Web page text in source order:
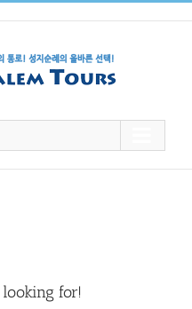
for!